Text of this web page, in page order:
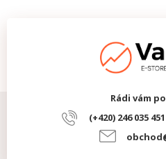
Rádi vám
(+420) 246 035